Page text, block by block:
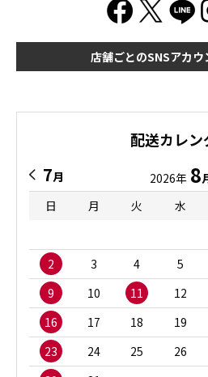
店舗ごとのSNSアカウ
配送カレン
7月 2026年 8
日
月 火 水
2
3 4 5
9
10 11 12
16
17 18 19
23
24 25 26